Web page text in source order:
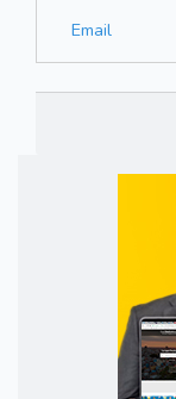
Email